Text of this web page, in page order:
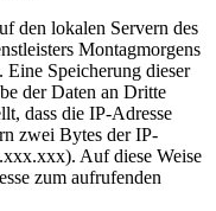
den lokalen Servern des
Montagmorgens
Speicherung dieser
der Daten an Dritte
dass die IP-Adresse
zwei Bytes der IP-
Auf diese Weise
zum aufrufenden